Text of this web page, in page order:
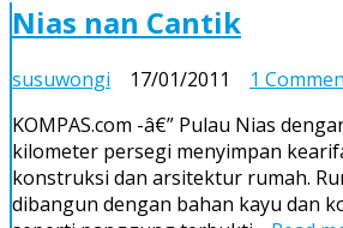
Nias nan Cantik
susuwongi 17/01/2011 1
KOMPAS.com -â€” Pulau Nias
kilometer persegi menyimpan
konstruksi dan arsitektur rumah.
dibangun dengan bahan kayu dan